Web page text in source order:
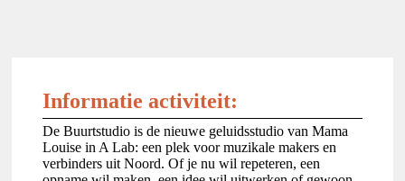
Informatie activiteit:
De Buurtstudio is de nieuwe geluidsstudio van Mama
Louise in A Lab: een plek voor muzikale makers en
verbinders uit Noord. Of je nu wil repeteren, een